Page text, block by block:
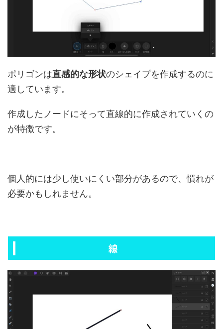
ポリゴンは直感的な形状のシェイプを作成するのに
適しています。
作成したノードにそって直線的に作成されていくの
が特徴です。
個人的には少し使いにくい部分があるので、慣れが
必要かもしれません。
線